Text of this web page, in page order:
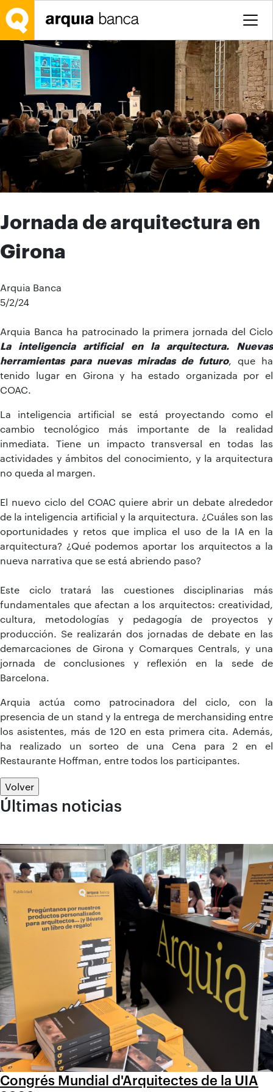
Salta al contingut principal
Jornada de arquitectura en
Girona
Arquia Banca
5/2/24
Arquia Banca ha patrocinado la primera jornada del Ciclo
La inteligencia artificial en la arquitectura. Nuevas
herramientas para nuevas miradas de futuro, que ha
tenido lugar en Girona y ha estado organizada por el
COAC.
La inteligencia artificial se está proyectando como el
cambio tecnológico más importante de la realidad
inmediata. Tiene un impacto transversal en todas las
actividades y ámbitos del conocimiento, y la arquitectura
no queda al margen.
El nuevo ciclo del COAC quiere abrir un debate alrededor
de la inteligencia artificial y la arquitectura. ¿Cuáles son las
oportunidades y retos que implica el uso de la IA en la
arquitectura? ¿Qué podemos aportar los arquitectos a la
nueva narrativa que se está abriendo paso?
Este ciclo tratará las cuestiones disciplinarias más
fundamentales que afectan a los arquitectos: creatividad,
cultura, metodologías y pedagogía de proyectos y
producción. Se realizarán dos jornadas de debate en las
demarcaciones de Girona y Comarques Centrals, y una
jornada de conclusiones y reflexión en la sede de
Barcelona.
Arquia actúa como patrocinadora del ciclo, con la
presencia de un stand y la entrega de merchansiding entre
los asistentes, más de 120 en esta primera cita. Además,
ha realizado un sorteo de una Cena para 2 en el
Restaurante Hoffman, entre todos los participantes.
Volver
Últimas noticias
Congrés Mundial d'Arquitectes de la UIA